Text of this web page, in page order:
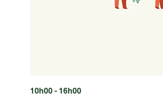
10h00 - 16h00